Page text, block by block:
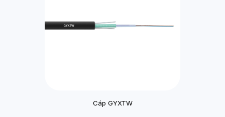
Cáp GYXTW